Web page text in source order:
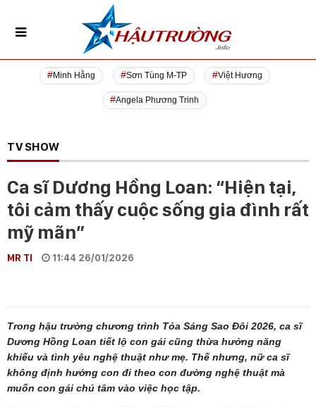
Minh Hằng Sơn Tùng M-TP Việt Hương
Angela Phương Trinh
TV SHOW
Ca sĩ Dương Hồng Loan: “Hiện tại,
tôi cảm thấy cuộc sống gia đình rất
mỹ mãn”
MR TI 11:44 26/01/2026
Trong hậu trường chương trình Tỏa Sáng Sao Đôi 2026, ca sĩ
Dương Hồng Loan tiết lộ con gái cũng thừa hưởng năng
khiếu và tình yêu nghệ thuật như mẹ. Thế nhưng, nữ ca sĩ
không định hướng con đi theo con đường nghệ thuật mà
muốn con gái chú tâm vào việc học tập.